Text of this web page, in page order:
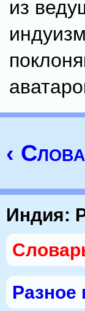
из
‹
Индия:
Разное